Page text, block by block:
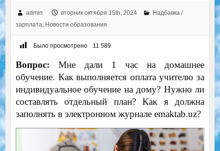
admin вторник октября 15th, 2024
Надбавка /
зарплата, Новости образования
Было просмотрено 11 589
Вопрос: Мне дали 1 час на домашнее
обучение. Как выполняется оплата учителю за
индивидуальное обучение на дому? Нужно ли
составлять отдельный план? Как я должна
заполнять в электронном журнале emaktab.uz?